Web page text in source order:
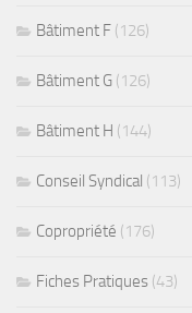
Bâtiment F (126)
Bâtiment G (126)
Bâtiment H (144)
Conseil Syndical (113)
Copropriété (176)
Fiches Pratiques (43)